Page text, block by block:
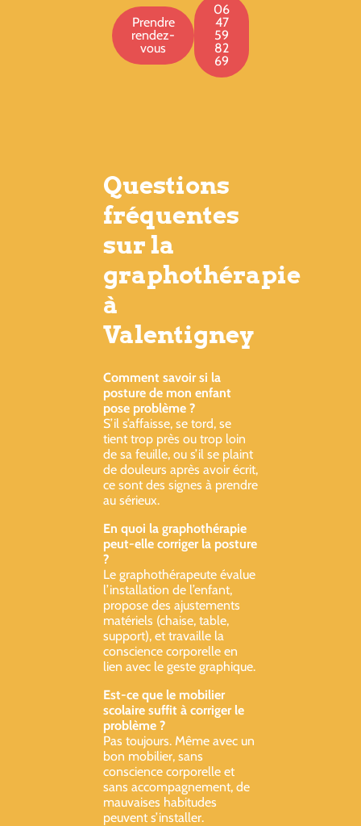
Prendre
rendez-
vous
06
47
59
82
69
Questions
fréquentes
sur la
graphothérapie
à
Valentigney
Comment savoir si la
posture de mon enfant
pose problème ?
S’il s’affaisse, se tord, se
tient trop près ou trop loin
de sa feuille, ou s’il se plaint
de douleurs après avoir écrit,
ce sont des signes à prendre
au sérieux.
En quoi la graphothérapie
peut-elle corriger la posture
?
Le graphothérapeute évalue
l’installation de l’enfant,
propose des ajustements
matériels (chaise, table,
support), et travaille la
conscience corporelle en
lien avec le geste graphique.
Est-ce que le mobilier
scolaire suffit à corriger le
problème ?
Pas toujours. Même avec un
bon mobilier, sans
conscience corporelle et
sans accompagnement, de
mauvaises habitudes
peuvent s’installer.